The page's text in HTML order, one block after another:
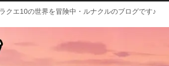
ラクエ10の世界を冒険中・ルナクルのブログです♪